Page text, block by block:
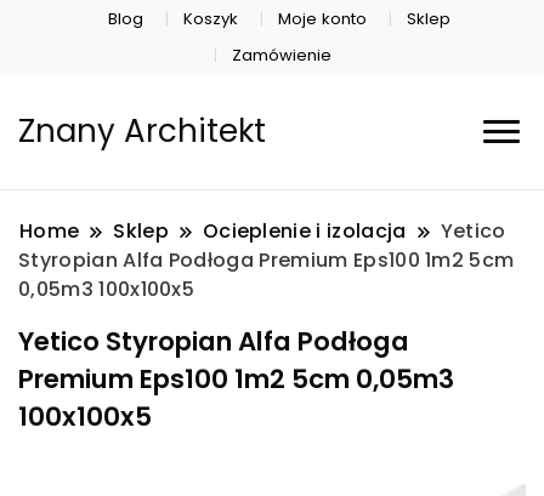
Blog Koszyk Moje konto
Sklep
Zamówienie
Znany Architekt
Home Sklep Ocieplenie i izolacja
Yetico
Styropian Alfa Podłoga Premium Eps100 1m2 5cm
0,05m3 100x100x5
Yetico Styropian Alfa Podłoga
Premium Eps100 1m2 5cm 0,05m3
100x100x5